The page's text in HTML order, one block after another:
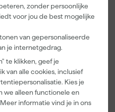
zonder persoonlijke
voor jou de best mogelijke
van gepersonaliseerde
je internetgedrag.
te klikken, geef je
van alle cookies, inclusief
Kies je
we alleen functionele en
informatie vind je in ons
& Ball
Go!Paint Roll
Verfbak -
12cm Roller -
0,5L + 5
Inzetbakken
Morgen
bezorgd
3,99